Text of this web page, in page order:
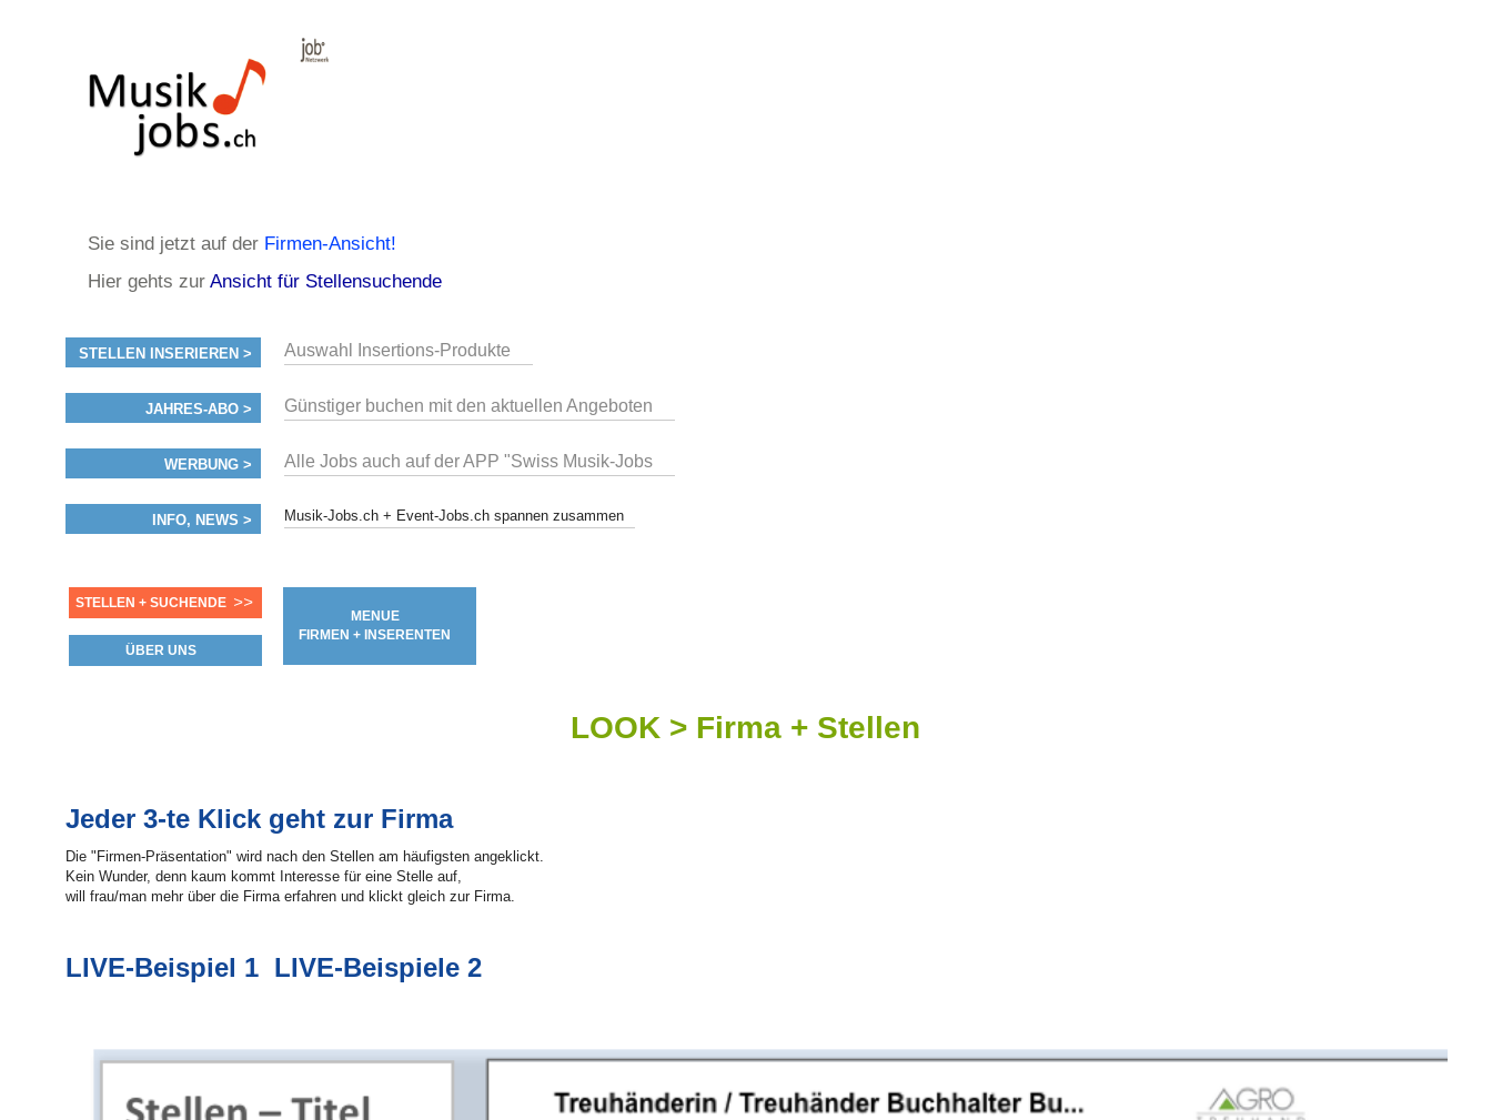
Sie sind jetzt auf der Firmen-Ansicht!
Hier gehts zur Ansicht für Stellensuchende
STELLEN INSERIEREN > Auswahl Insertions-Produkte
JAHRES-ABO > Günstiger buchen mit den aktuellen Angeboten
WERBUNG > Alle Jobs auch auf der APP "Swiss Musik-Jobs
INFO, NEWS > Musik-Jobs.ch + Event-Jobs.ch spannen zusammen
STELLEN + SUCHENDE >>
ÜBER UNS
MENUE
FIRMEN + INSERENTEN
LOOK > Firma + Stellen
Jeder 3-te Klick geht zur Firma
Die "Firmen-Präsentation" wird nach den Stellen am häufigsten angeklickt.
Kein Wunder, denn kaum kommt Interesse für eine Stelle auf,
will frau/man mehr über die Firma erfahren und klickt gleich zur Firma.
LIVE-Beispiel 1 LIVE-Beispiele 2